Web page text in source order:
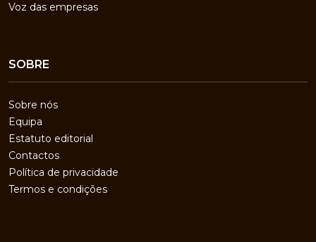
Voz das empresas
SOBRE
Sobre nós
Equipa
Estatuto editorial
Contactos
Política de privacidade
Termos e condições